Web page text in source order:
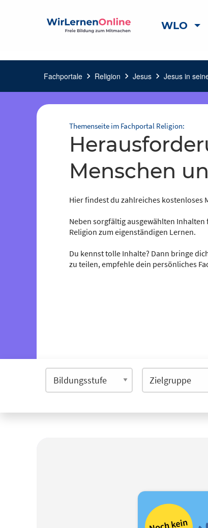
WLO
Fachportale chevron_right Religion chevron_right Jesus chevron_right Jesus in
Themenseite im Fachportal Religion:
Herausforderungen Jesu für
Menschen
Hier findest du zahlreiches kostenloses
Neben sorgfältig ausgewählten
Religion zum eigenständigen Lernen.
Du kennst tolle Inhalte? Dann bringe
zu teilen, empfehle dein persönliches